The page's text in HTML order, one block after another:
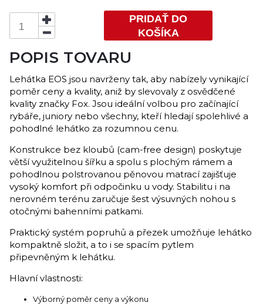
PRIDAŤ DO
KOŠÍKA
POPIS TOVARU
Lehátka EOS jsou navrženy tak, aby nabízely vynikající
poměr ceny a kvality, aniž by slevovaly z osvědčené
kvality značky Fox. Jsou ideální volbou pro začínající
rybáře, juniory nebo všechny, kteří hledají spolehlivé a
pohodlné lehátko za rozumnou cenu.
Konstrukce bez kloubů (cam-free design) poskytuje
větší využitelnou šířku a spolu s plochým rámem a
pohodlnou polstrovanou pěnovou matrací zajišťuje
vysoký komfort při odpočinku u vody. Stabilitu i na
nerovném terénu zaručuje šest výsuvných nohou s
otočnými bahenními patkami.
Praktický systém popruhů a přezek umožňuje lehátko
kompaktně složit, a to i se spacím pytlem
připevněným k lehátku.
Hlavní vlastnosti:
Výborný poměr ceny a výkonu